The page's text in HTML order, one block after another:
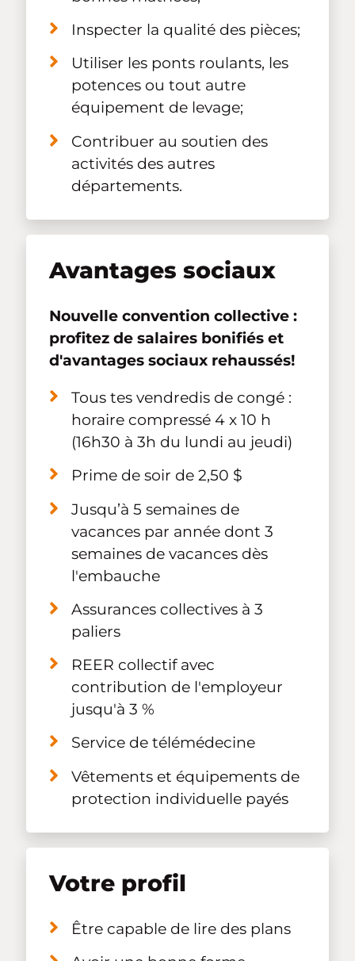
Inspecter la qualité des pièces;
Utiliser les ponts roulants, les
potences ou tout autre
équipement de levage;
Contribuer au soutien des
activités des autres
départements.
Avantages sociaux
Nouvelle convention collective :
profitez de salaires bonifiés et
d'avantages sociaux rehaussés!
Tous tes vendredis de congé :
horaire compressé 4 x 10 h
(16h30 à 3h du lundi au jeudi)
Prime de soir de 2,50 $
Jusqu’à 5 semaines de
vacances par année dont 3
semaines de vacances dès
l'embauche
Assurances collectives à 3
paliers
REER collectif avec
contribution de l'employeur
jusqu'à 3 %
Service de télémédecine
Vêtements et équipements de
protection individuelle payés
Votre profil
Être capable de lire des plans